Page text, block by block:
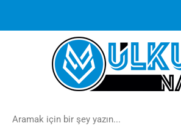
1000 TL ve üzeri siparişlerinizde ücretsiz
İndirimanında sepette!